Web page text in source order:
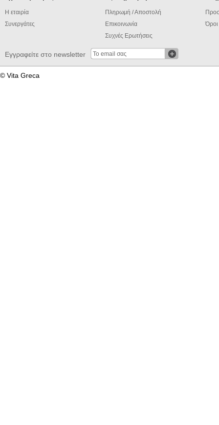
Η εταιρία
Συνεργάτες
Πληρωμή / Αποστολή
Επικοινωνία
Συχνές Ερωτήσεις
Εγγραφείτε στο newsletter
© Vita Greca